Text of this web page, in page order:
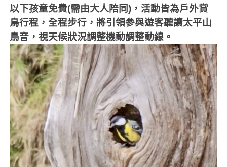
以下孩童免費(需由大人陪同) ，活動皆為戶外賞
鳥行程，全程步行，將引領參與遊客聽讀太平山
鳥音，視天候狀況調整機動調整動線。